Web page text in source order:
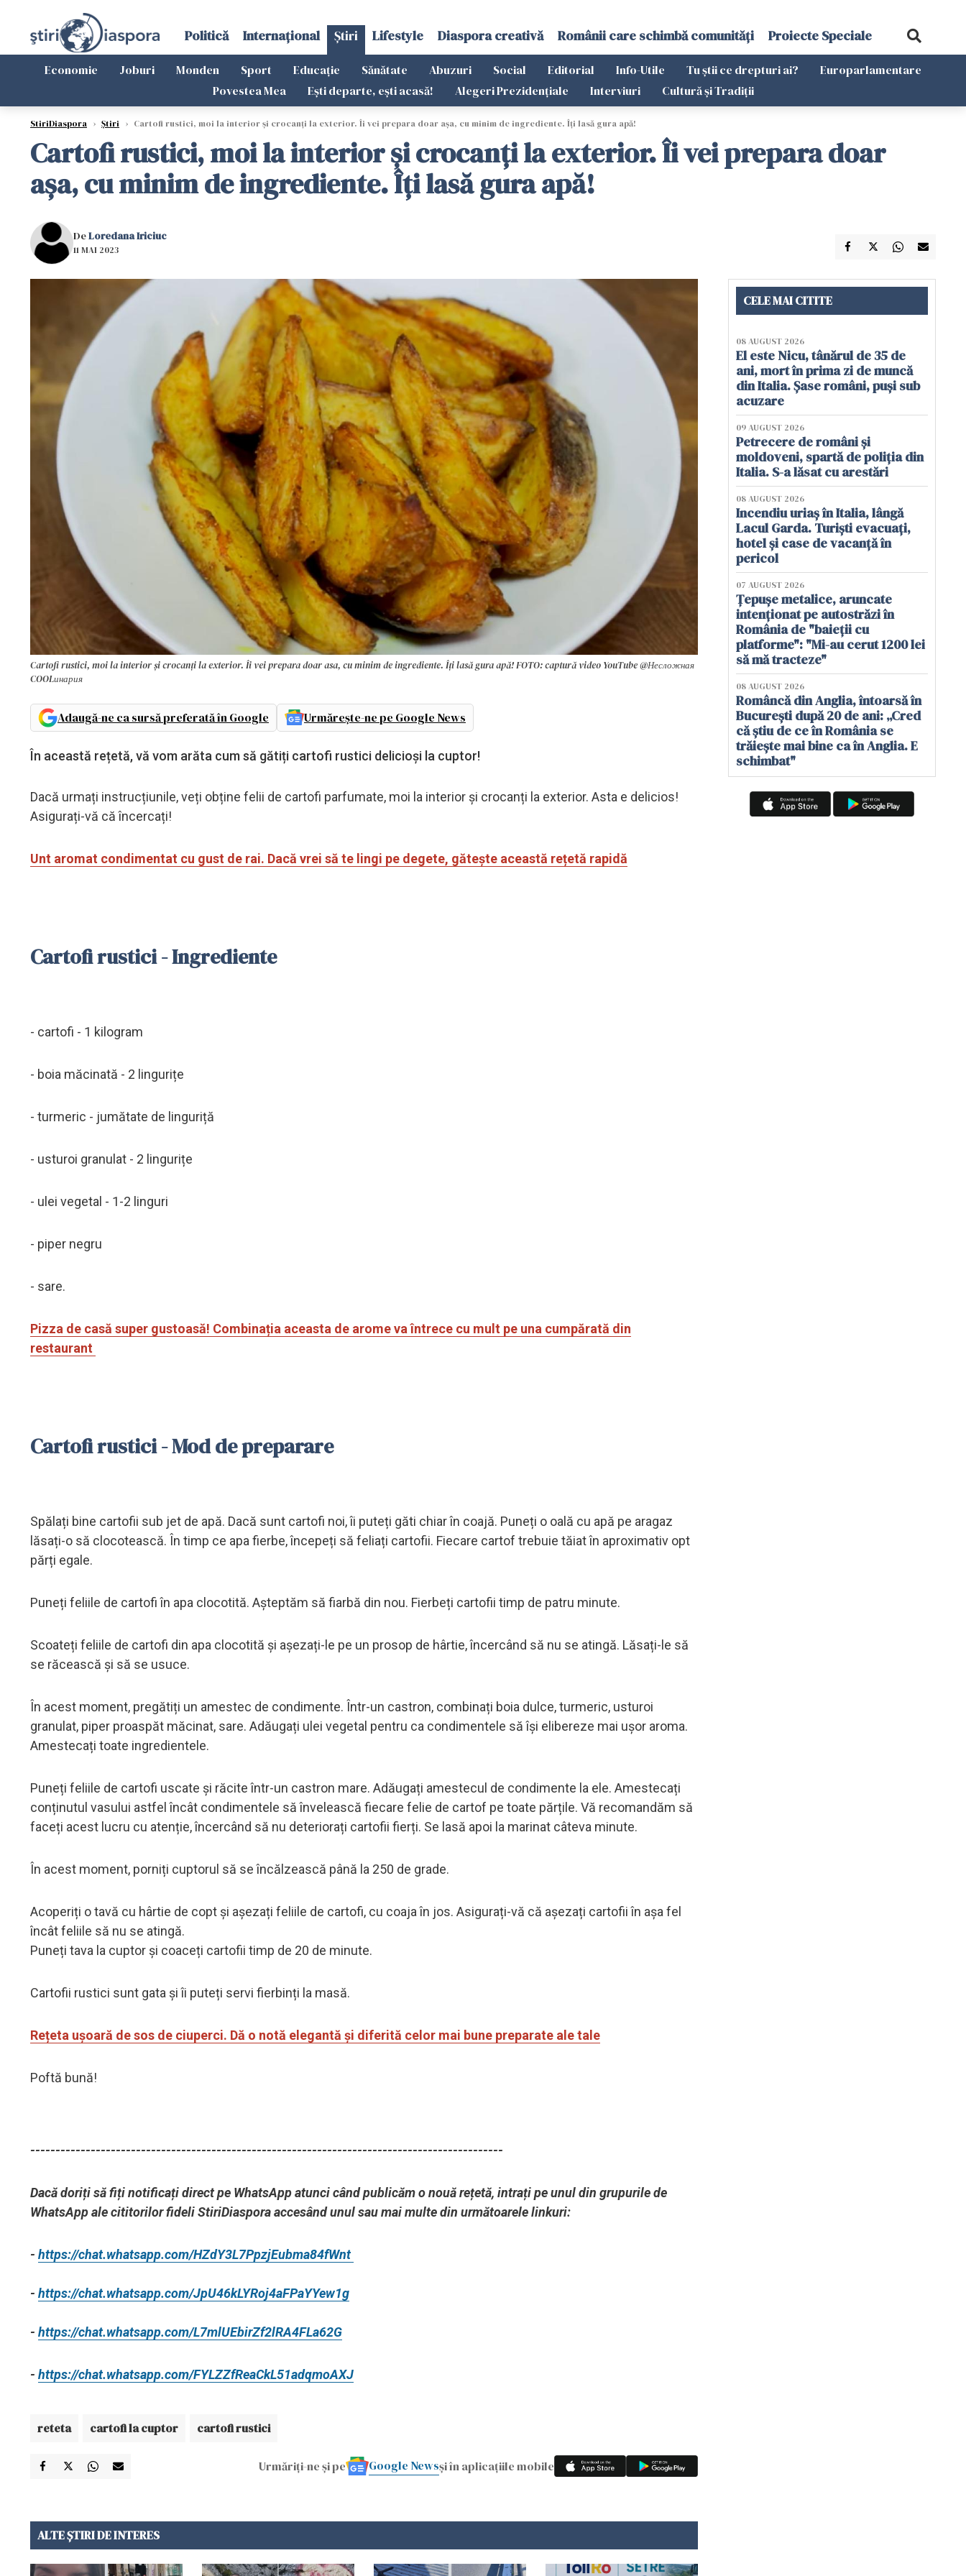
Politică Internațional Știri Lifestyle Diaspora creativă Românii care schimbă comunități Proiecte Speciale
Economie Joburi Monden Sport Educație Sănătate Abuzuri Social Editorial Info-Utile Tu știi ce drepturi ai?
Europarlamentare
Povestea Mea
Ești departe, ești acasă! Alegeri Prezidențiale Interviuri Cultură și Tradiții
StiriDiaspora › Știri › Cartofi rustici, moi la interior și crocanți la exterior. Îi vei prepara doar așa, cu minim de ingrediente. Îți lasă gura apă!
Cartofi rustici, moi la interior și crocanți la exterior. Îi vei prepara doar
așa, cu minim de ingrediente. Îți lasă gura apă!
DeLoredana Iriciuc
11 MAI 2023
Cartofi rustici, moi la interior și crocanți la exterior. Îi vei prepara doar asa, cu minim de ingrediente. Îți lasă gura apă! FOTO: captură video YouTube @Несложная
COOLинария
Adaugă-ne ca sursă preferată în Google Urmărește-ne pe Google News
În această rețetă, vă vom arăta cum să gătiți cartofi rustici delicioși la cuptor!
Dacă urmați instrucțiunile, veți obține felii de cartofi parfumate, moi la interior și crocanți la exterior. Asta e delicios!
Asigurați-vă că încercați!
Unt aromat condimentat cu gust de rai. Dacă vrei să te lingi pe degete, gătește această rețetă rapidă
Cartofi rustici - Ingrediente
- cartofi - 1 kilogram
- boia măcinată - 2 lingurițe
- turmeric - jumătate de linguriță
- usturoi granulat - 2 lingurițe
- ulei vegetal - 1-2 linguri
- piper negru
- sare.
Pizza de casă super gustoasă! Combinația aceasta de arome va întrece cu mult pe una cumpărată din
restaurant
Cartofi rustici - Mod de preparare
Spălați bine cartofii sub jet de apă. Dacă sunt cartofi noi, îi puteți găti chiar în coajă. Puneți o oală cu apă pe aragaz
lăsați-o să clocotească. În timp ce apa fierbe, începeți să feliați cartofii. Fiecare cartof trebuie tăiat în aproximativ opt
părți egale.
Puneți feliile de cartofi în apa clocotită. Așteptăm să fiarbă din nou. Fierbeți cartofii timp de patru minute.
Scoateți feliile de cartofi din apa clocotită și așezați-le pe un prosop de hârtie, încercând să nu se atingă. Lăsați-le să
se răcească și să se usuce.
În acest moment, pregătiți un amestec de condimente. Într-un castron, combinați boia dulce, turmeric, usturoi
granulat, piper proaspăt măcinat, sare. Adăugați ulei vegetal pentru ca condimentele să își elibereze mai ușor aroma.
Amestecați toate ingredientele.
Puneți feliile de cartofi uscate și răcite într-un castron mare. Adăugați amestecul de condimente la ele. Amestecați
conținutul vasului astfel încât condimentele să învelească fiecare felie de cartof pe toate părțile. Vă recomandăm să
faceți acest lucru cu atenție, încercând să nu deteriorați cartofii fierți. Se lasă apoi la marinat câteva minute.
În acest moment, porniți cuptorul să se încălzească până la 250 de grade.
Acoperiți o tavă cu hârtie de copt și așezați feliile de cartofi, cu coaja în jos. Asigurați-vă că așezați cartofii în așa fel
încât feliile să nu se atingă.
Puneți tava la cuptor și coaceți cartofii timp de 20 de minute.
Cartofii rustici sunt gata și îi puteți servi fierbinți la masă.
Rețeta ușoară de sos de ciuperci. Dă o notă elegantă și diferită celor mai bune preparate ale tale
Poftă bună!
----------------------------------------------------------------------------------------------
Dacă doriți să fiți notificați direct pe WhatsApp atunci când publicăm o nouă rețetă, intrați pe unul din grupurile de
WhatsApp ale cititorilor fideli StiriDiaspora accesând unul sau mai multe din următoarele linkuri:
- https://chat.whatsapp.com/HZdY3L7PpzjEubma84fWnt
- https://chat.whatsapp.com/JpU46kLYRoj4aFPaYYew1g
- https://chat.whatsapp.com/L7mlUEbirZf2lRA4FLa62G
- https://chat.whatsapp.com/FYLZZfReaCkL51adqmoAXJ
reteta cartofi la cuptor cartofi rustici
Urmăriți-ne și pe Google Newsși în aplicațiile mobile
ALTE ȘTIRI DE INTERES
CELE MAI CITITE
08 AUGUST 2026
El este Nicu, tânărul de 35 de
ani, mort în prima zi de muncă
din Italia. Șase români, puși sub
acuzare
09 AUGUST 2026
Petrecere de români și
moldoveni, spartă de poliția din
Italia. S-a lăsat cu arestări
08 AUGUST 2026
Incendiu uriaș în Italia, lângă
Lacul Garda. Turiști evacuați,
hotel și case de vacanță în
pericol
07 AUGUST 2026
Țepușe metalice, aruncate
intenționat pe autostrăzi în
România de "baieții cu
platforme": "Mi-au cerut 1200 lei
să mă tracteze"
08 AUGUST 2026
Româncă din Anglia, întoarsă în
București după 20 de ani: „Cred
că știu de ce în România se
trăiește mai bine ca în Anglia. E
schimbat"